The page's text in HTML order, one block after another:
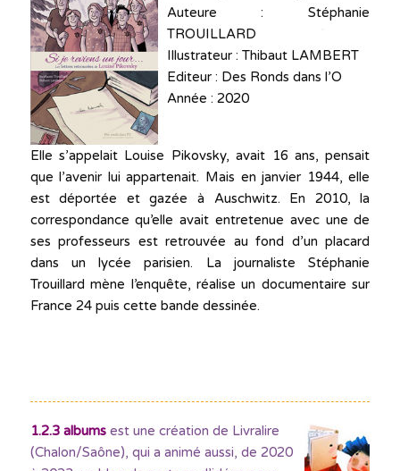
Auteure : Stéphanie
TROUILLARD
Illustrateur : Thibaut LAMBERT
Editeur : Des Ronds dans l’O
Année : 2020
Elle s’appelait Louise Pikovsky, avait 16 ans, pensait
que l’avenir lui appartenait. Mais en janvier 1944, elle
est déportée et gazée à Auschwitz. En 2010, la
correspondance qu’elle avait entretenue avec une de
ses professeurs est retrouvée au fond d’un placard
dans un lycée parisien. La journaliste Stéphanie
Trouillard mène l’enquête, réalise un documentaire sur
France 24 puis cette bande dessinée.
1.2.3 albumsest une création de Livralire
(Chalon/Saône), qui a animé aussi, de 2020